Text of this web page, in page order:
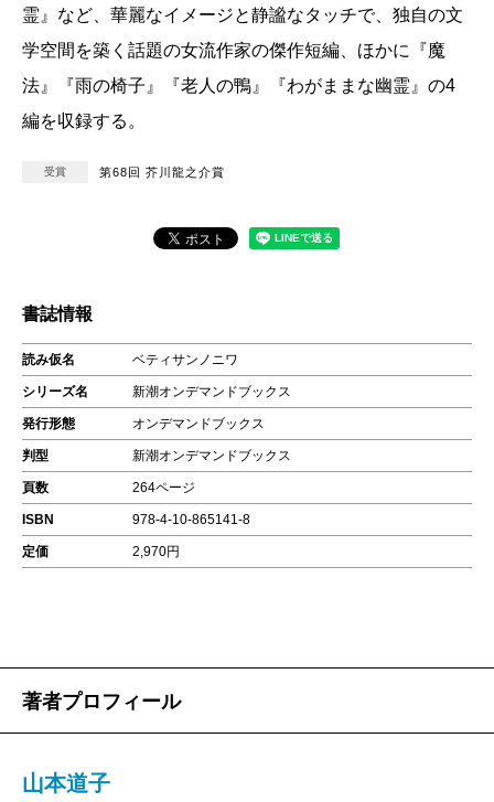
霊』など、華麗なイメージと静謐なタッチで、独自の文
学空間を築く話題の女流作家の傑作短編、ほかに『魔
法』『雨の椅子』『老人の鴨』『わがままな幽霊』の4
編を収録する。
受賞 第68回 芥川龍之介賞
書誌情報
読み仮名 ベティサンノニワ
シリーズ名 新潮オンデマンドブックス
発行形態 オンデマンドブックス
判型 新潮オンデマンドブックス
頁数 264ページ
ISBN 978-4-10-865141-8
定価 2,970円
著者プロフィール
山本道子